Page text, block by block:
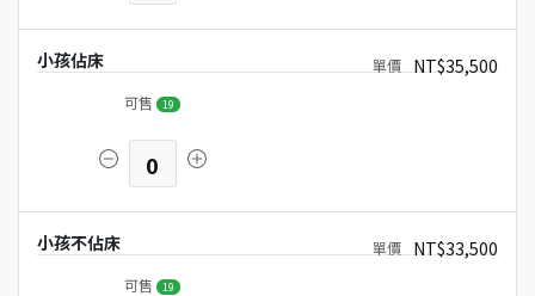
小孩佔床 NT$35,500
可售 19
0
小孩不佔床 NT$33,500
可售 19